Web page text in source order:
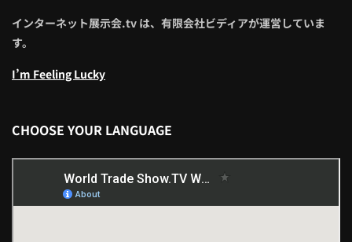
インターネット展示会.tv は、有限会社ビディアが運営していま
す。
I’m Feeling Lucky
CHOOSE YOUR LANGUAGE